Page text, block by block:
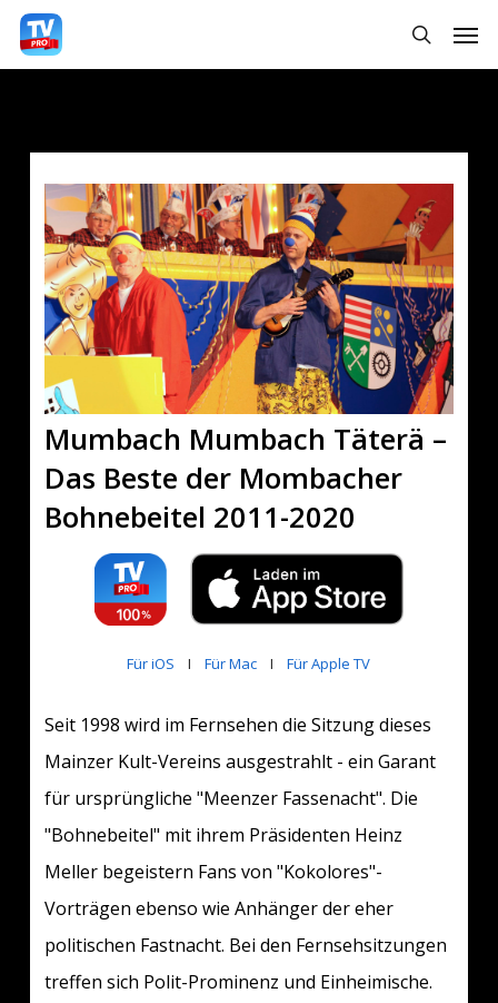
Skip
to
Mumbach Mumbach Täterä –
Das Beste der Mombacher
Bohnebeitel 2011-2020
Für iOS IFür Mac IFür Apple TV
Seit 1998 wird im Fernsehen die Sitzung dieses
Mainzer Kult-Vereins ausgestrahlt - ein Garant
für ursprüngliche "Meenzer Fassenacht". Die
"Bohnebeitel" mit ihrem Präsidenten Heinz
Meller begeistern Fans von "Kokolores"-
Vorträgen ebenso wie Anhänger der eher
politischen Fastnacht. Bei den Fernsehsitzungen
treffen sich Polit-Prominenz und Einheimische.